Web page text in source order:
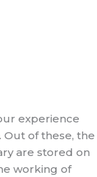
experience
of these, the
are stored on
working of